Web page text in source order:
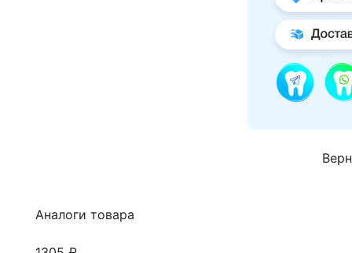
Аналоги товара